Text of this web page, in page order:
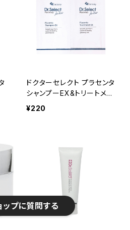
ドクターセレクト プラセンタ
シャンプーEX&トリートメン
トEX(パウチ)
¥220
ップに質問する